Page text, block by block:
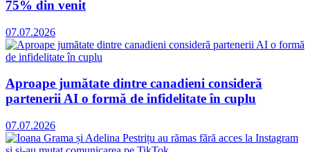
75% din venit
07.07.2026
Aproape jumătate dintre canadieni consideră
partenerii AI o formă de infidelitate în cuplu
07.07.2026